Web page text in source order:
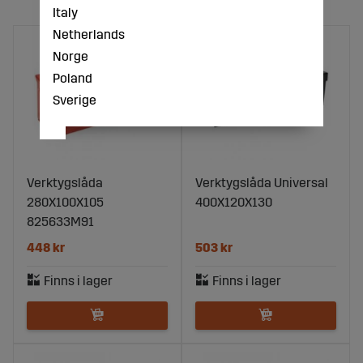
Verktygslåda
280X100X105
825633M91
448 kr
Verktygslåda Universal
400X120X130
503 kr
Italy
Netherlands
Norge
Poland
Sverige